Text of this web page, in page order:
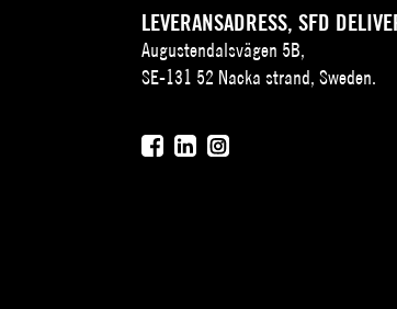
LEVERANSADRESS, SFD
Augustendalsvägen 5B,
SE-131 52 Nacka strand, Sweden.